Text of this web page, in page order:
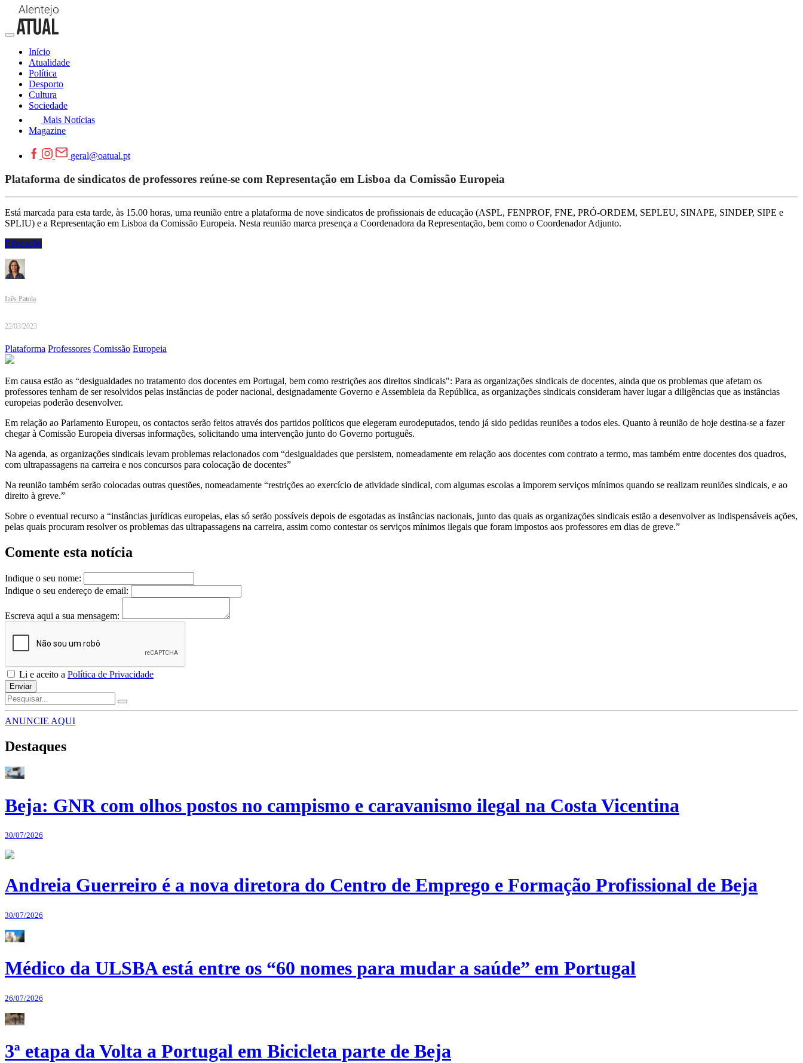
Início
Atualidade
Política
Desporto
Cultura
Sociedade
Mais Notícias
Magazine
geral@oatual.pt
Plataforma de sindicatos de professores reúne-se com Representação em Lisboa da Comissão Europeia
Está marcada para esta tarde, às 15.00 horas, uma reunião entre a plataforma de nove sindicatos de profissionais de educação (ASPL, FENPROF, FNE, PRÓ-ORDEM, SEPLEU, SINAPE, SINDEP, SIPE e
SPLIU) e a Representação em Lisboa da Comissão Europeia. Nesta reunião marca presença a Coordenadora da Representação, bem como o Coordenador Adjunto.
Educação
Inês Patola
22/03/2023
Plataforma Professores Comissão Europeia
Em causa estão as “desigualdades no tratamento dos docentes em Portugal, bem como restrições aos direitos sindicais": Para as organizações sindicais de docentes, ainda que os problemas que afetam os
professores tenham de ser resolvidos pelas instâncias de poder nacional, designadamente Governo e Assembleia da República, as organizações sindicais consideram haver lugar a diligências que as instâncias
europeias poderão desenvolver.
Em relação ao Parlamento Europeu, os contactos serão feitos através dos partidos políticos que elegeram eurodeputados, tendo já sido pedidas reuniões a todos eles. Quanto à reunião de hoje destina-se a fazer
chegar à Comissão Europeia diversas informações, solicitando uma intervenção junto do Governo português.
Na agenda, as organizações sindicais levam problemas relacionados com “desigualdades que persistem, nomeadamente em relação aos docentes com contrato a termo, mas também entre docentes dos quadros,
com ultrapassagens na carreira e nos concursos para colocação de docentes”
Na reunião também serão colocadas outras questões, nomeadamente “restrições ao exercício de atividade sindical, com algumas escolas a imporem serviços mínimos quando se realizam reuniões sindicais, e ao
direito à greve.”
Sobre o eventual recurso a “instâncias jurídicas europeias, elas só serão possíveis depois de esgotadas as instâncias nacionais, junto das quais as organizações sindicais estão a desenvolver as indispensáveis ações,
pelas quais procuram resolver os problemas das ultrapassagens na carreira, assim como contestar os serviços mínimos ilegais que foram impostos aos professores em dias de greve.”
Comente esta notícia
Indique o seu nome:
Indique o seu endereço de email:
Escreva aqui a sua mensagem:
Li e aceito a Política de Privacidade
Enviar
ANUNCIE AQUI
Destaques
Beja: GNR com olhos postos no campismo e caravanismo ilegal na Costa Vicentina
30/07/2026
Andreia Guerreiro é a nova diretora do Centro de Emprego e Formação Profissional de Beja
30/07/2026
Médico da ULSBA está entre os “60 nomes para mudar a saúde” em Portugal
26/07/2026
3ª etapa da Volta a Portugal em Bicicleta parte de Beja